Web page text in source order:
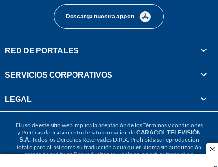
Descarga nuestra app en
RED DE PORTALES
SERVICIOS CORPORATIVOS
LEGAL
El uso de este sitio web implica la aceptación de losTérminos y condiciones
y Políticas de Tratamiento de la Información deCARACOL TELEVISIÓN
S.A.Todos los Derechos Reservados D.R.A. Prohibida su reproducción
total o parcial, así como su traducción a cualquier idioma sin autorización
escrita de su titular. Reproduction in whole or in part, or translation